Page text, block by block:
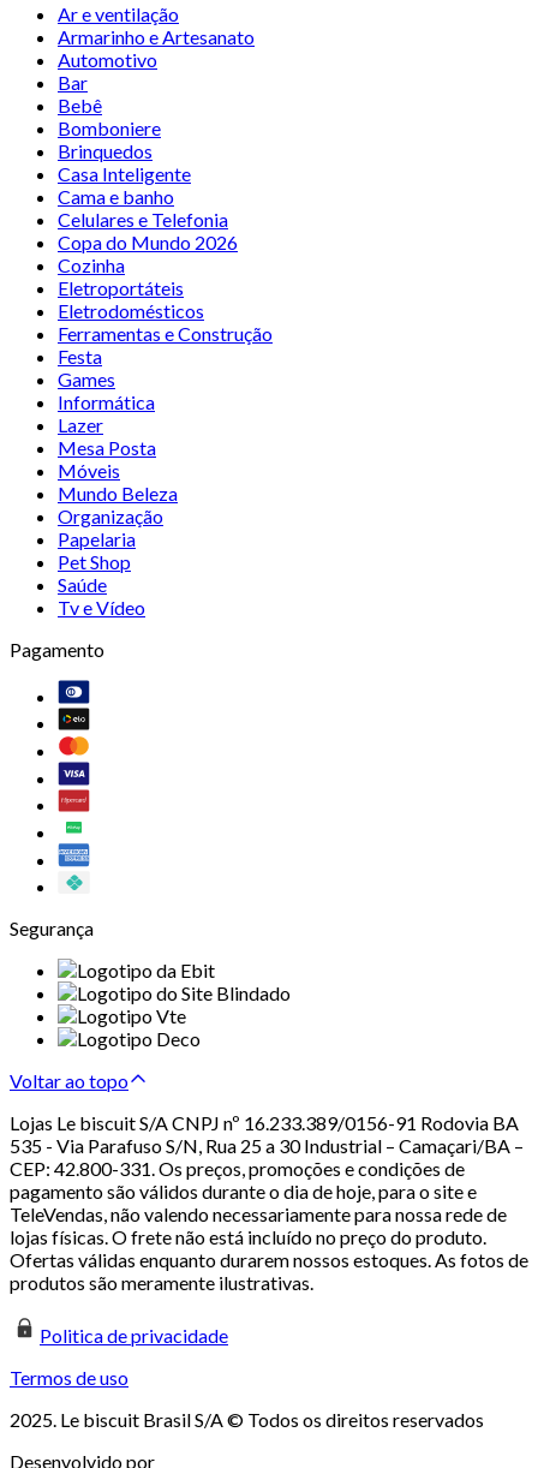
Ar e ventilação
Armarinho e Artesanato
Automotivo
Bar
Bebê
Bomboniere
Brinquedos
Casa Inteligente
Cama e banho
Celulares e Telefonia
Copa do Mundo 2026
Cozinha
Eletroportáteis
Eletrodomésticos
Ferramentas e Construção
Festa
Games
Informática
Lazer
Mesa Posta
Móveis
Mundo Beleza
Organização
Papelaria
Pet Shop
Saúde
Tv e Vídeo
Pagamento
Segurança
Voltar ao topo
Lojas Le biscuit S/A CNPJ nº 16.233.389/0156-91 Rodovia BA
535 - Via Parafuso S/N, Rua 25 a 30 Industrial – Camaçari/BA –
CEP: 42.800-331. Os preços, promoções e condições de
pagamento são válidos durante o dia de hoje, para o site e
TeleVendas, não valendo necessariamente para nossa rede de
lojas físicas. O frete não está incluído no preço do produto.
Ofertas válidas enquanto durarem nossos estoques. As fotos de
produtos são meramente ilustrativas.
Politica de privacidade
Termos de uso
2025. Le biscuit Brasil S/A © Todos os direitos reservados
Desenvolvido por